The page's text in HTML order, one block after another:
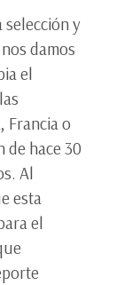
selección y
damos
el
Francia o
de hace 30
Al
esta
el